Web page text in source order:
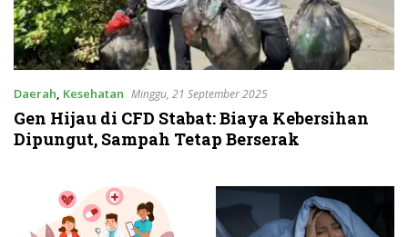
Daerah, Kesehatan Minggu, 21 September 2025
Gen Hijau di CFD Stabat: Biaya Kebersihan
Dipungut, Sampah Tetap Berserak